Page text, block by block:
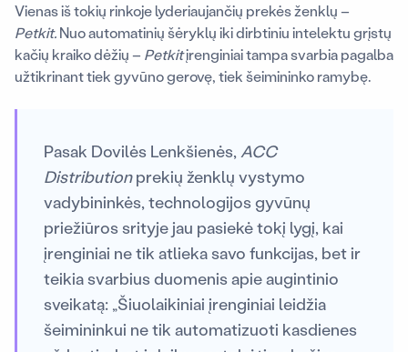
Vienas iš tokių rinkoje lyderiaujančių prekės ženklų –
Petkit.Nuo automatinių šėryklų iki dirbtiniu intelektu grįstų
kačių kraiko dėžių – Petkitįrenginiai tampa svarbia pagalba
užtikrinant tiek gyvūno gerovę, tiek šeimininko ramybę.
Pasak Dovilės Lenkšienės,ACC
Distributionprekių ženklų vystymo
vadybininkės, technologijos gyvūnų
priežiūros srityje jau pasiekė tokį lygį, kai
įrenginiai ne tik atlieka savo funkcijas, bet ir
teikia svarbius duomenis apie augintinio
sveikatą: „Šiuolaikiniai įrenginiai leidžia
šeimininkui ne tik automatizuoti kasdienes